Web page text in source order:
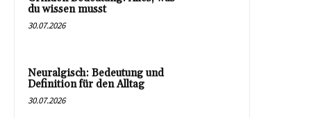
du wissen musst
30.07.2026
Neuralgisch: Bedeutung und
Definition für den Alltag
30.07.2026